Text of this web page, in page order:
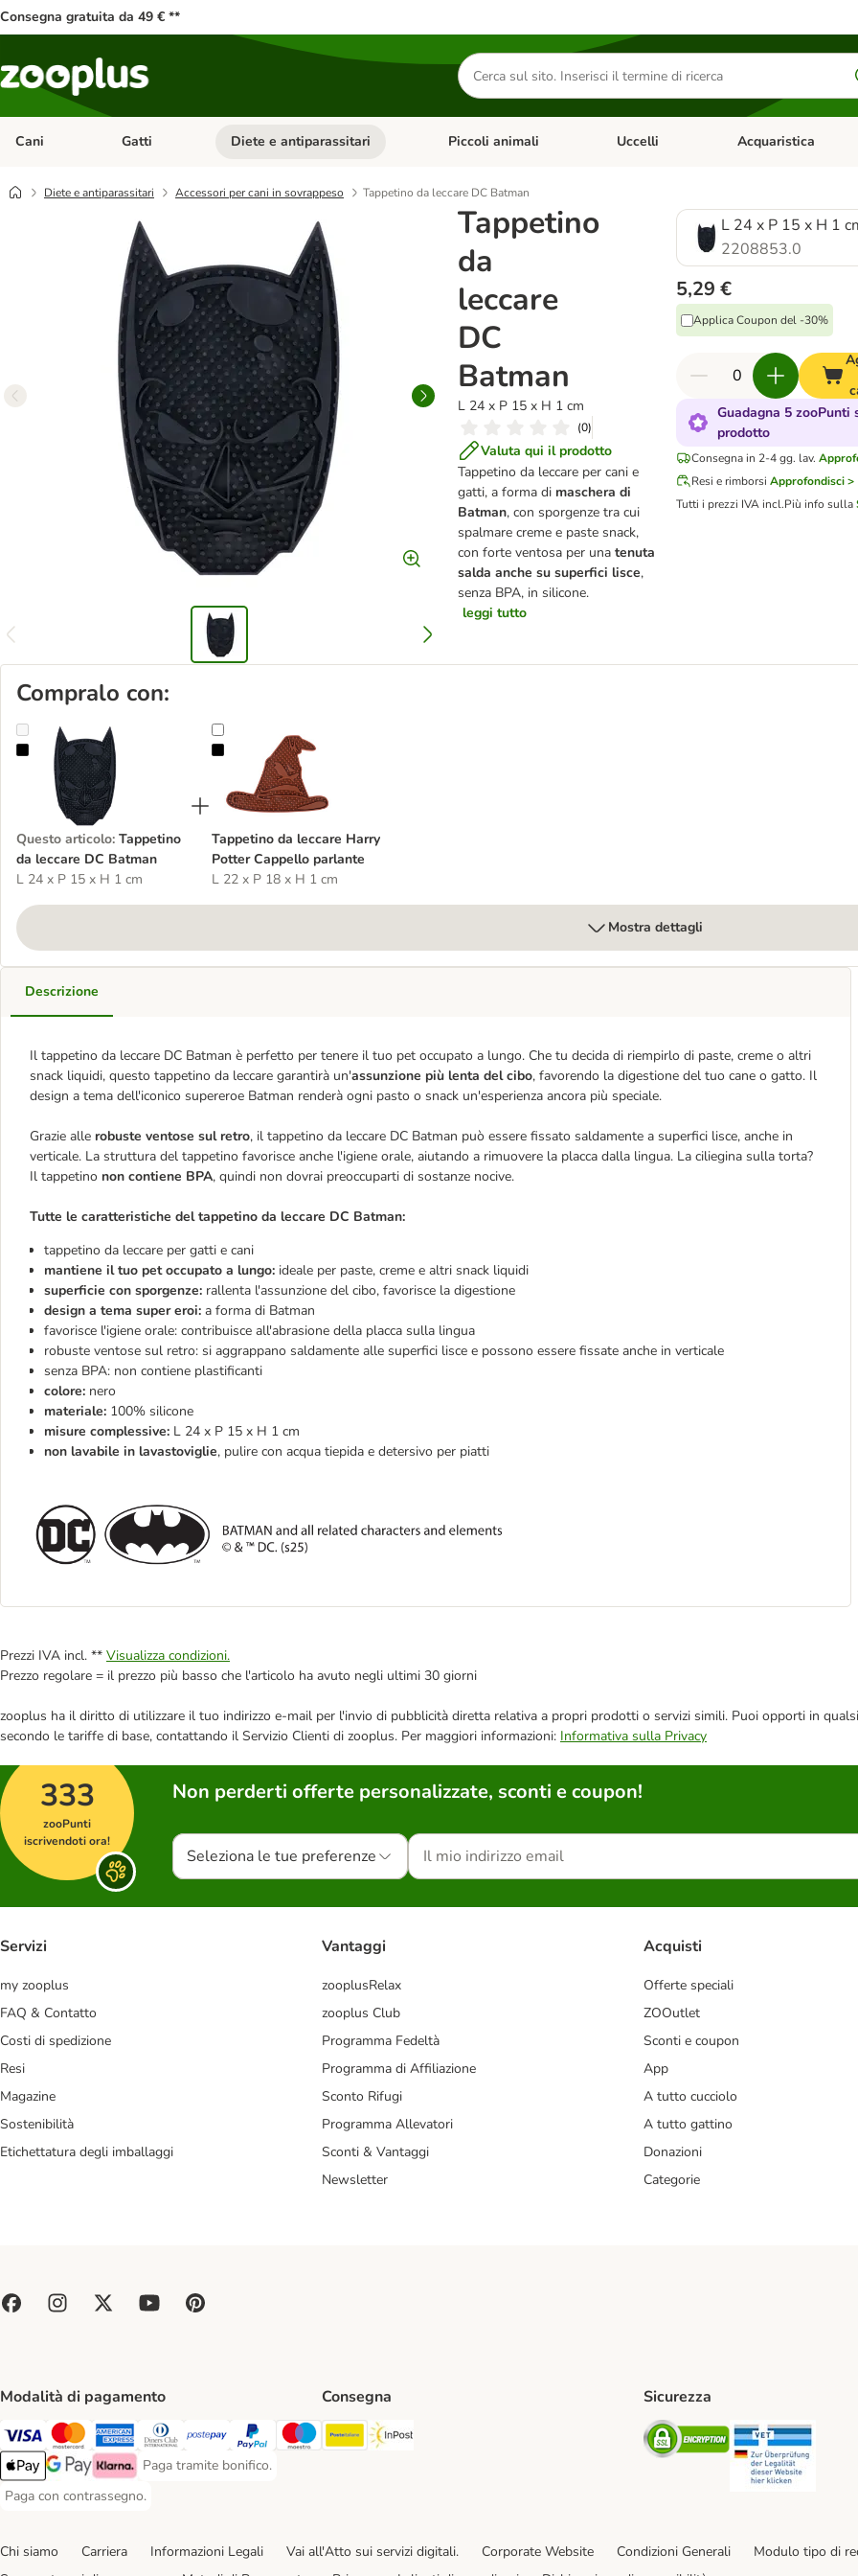
Consegna gratuita da 49 € **
Cerca
prodotti
Cani Apri Menu Categoria: Cani
Gatti Apri Menu Categoria: Gatti
Diete e antiparassitari Apri Menu Categoria: Diete e antiparassitari
Piccoli animali Apri Menu Categoria: Piccoli animali
Uccelli Apri Menu Categoria:
Acquaristica
Diete e antiparassitari Accessori per cani in sovrappeso Tappetino da leccare DC Batman
Tappetino
da
leccare
DC
Batman
L 24 x P 15 x H 1 cm
(0)
Valuta qui il prodotto
Tappetino da leccare per cani e
gatti, a forma di maschera di
Batman, con sporgenze tra cui
spalmare creme e paste snack,
con forte ventosa per una tenuta
salda anche su superfici lisce,
senza BPA, in silicone.
leggi tutto
L 24 x P 15 x H 1
2208853.0
5,29 €
Applica Coupon del -30%
Guadagna 5 zooPunti
prodotto
Consegna in 2-4 gg. lav.
Resi e rimborsi Approfondisci >
Tutti i prezzi IVA incl.Più info sulla
Compralo con:
Tappetino da leccare DC Batman
Questo articolo: Tappetino
da leccare DC Batman
L 24 x P 15 x H 1 cm
Tappetino da leccare Harry Potter Cappello parlante
Tappetino da leccare Harry
Potter Cappello parlante
L 22 x P 18 x H 1 cm
Mostra dettagli
Descrizione
Il tappetino da leccare DC Batman è perfetto per tenere il tuo pet occupato a lungo. Che tu decida di riempirlo di paste, creme o altri
snack liquidi, questo tappetino da leccare garantirà un'assunzione più lenta del cibo, favorendo la digestione del tuo cane o gatto. Il
design a tema dell'iconico supereroe Batman renderà ogni pasto o snack un'esperienza ancora più speciale.
Grazie alle robuste ventose sul retro, il tappetino da leccare DC Batman può essere fissato saldamente a superfici lisce, anche in
verticale. La struttura del tappetino favorisce anche l'igiene orale, aiutando a rimuovere la placca dalla lingua. La ciliegina sulla torta?
Il tappetino non contiene BPA, quindi non dovrai preoccuparti di sostanze nocive.
Tutte le caratteristiche del tappetino da leccare DC Batman:
tappetino da leccare per gatti e cani
mantiene il tuo pet occupato a lungo: ideale per paste, creme e altri snack liquidi
superficie con sporgenze: rallenta l'assunzione del cibo, favorisce la digestione
design a tema super eroi: a forma di Batman
favorisce l'igiene orale: contribuisce all'abrasione della placca sulla lingua
robuste ventose sul retro: si aggrappano saldamente alle superfici lisce e possono essere fissate anche in verticale
senza BPA: non contiene plastificanti
colore: nero
materiale: 100% silicone
misure complessive: L 24 x P 15 x H 1 cm
non lavabile in lavastoviglie, pulire con acqua tiepida e detersivo per piatti
Prezzi IVA incl. ** Visualizza condizioni.
Prezzo regolare = il prezzo più basso che l'articolo ha avuto negli ultimi 30 giorni
zooplus ha il diritto di utilizzare il tuo indirizzo e-mail per l'invio di pubblicità diretta relativa a propri prodotti o servizi simili. Puoi opporti in
secondo le tariffe di base, contattando il Servizio Clienti di zooplus. Per maggiori informazioni: Informativa sulla Privacy
333
zooPunti
iscrivendoti ora!
Non perderti offerte personalizzate, sconti e coupon!
Seleziona le tue preferenze
Servizi
my zooplus
FAQ & Contatto
Costi di spedizione
Resi
Magazine
Sostenibilità
Etichettatura degli imballaggi
Vantaggi
zooplusRelax
zooplus Club
Programma Fedeltà
Programma di Affiliazione
Sconto Rifugi
Programma Allevatori
Sconti & Vantaggi
Newsletter
Acquisti
Offerte speciali
ZOOutlet
Sconti e coupon
App
A tutto cucciolo
A tutto gattino
Donazioni
Categorie
Modalità di pagamento
Paga con Visa. Payment Method
Paga con Mastercard. Payment Method
Paga con American Express. Payment Method
Paga con Diners Club. Payment Method
Paga con Postepay. Payment Method
Paga con PayPal. Payment Method
Paga con Maestro. Payment Method
Apple Pay Payment Method
Google Pay Payment Method
Klarna Payment Method
Paga tramite bonifico.
Paga tramite bonifico. Payment Method
Paga con contrassegno.
Paga con contrassegno. Payment Method
Consegna
Poste Italiane. Shipping Method
Sicurezza
Security
Chi siamo Carriera Informazioni Legali Vai all'Atto sui servizi digitali. Corporate Website Condizioni Generali Modulo tipo di